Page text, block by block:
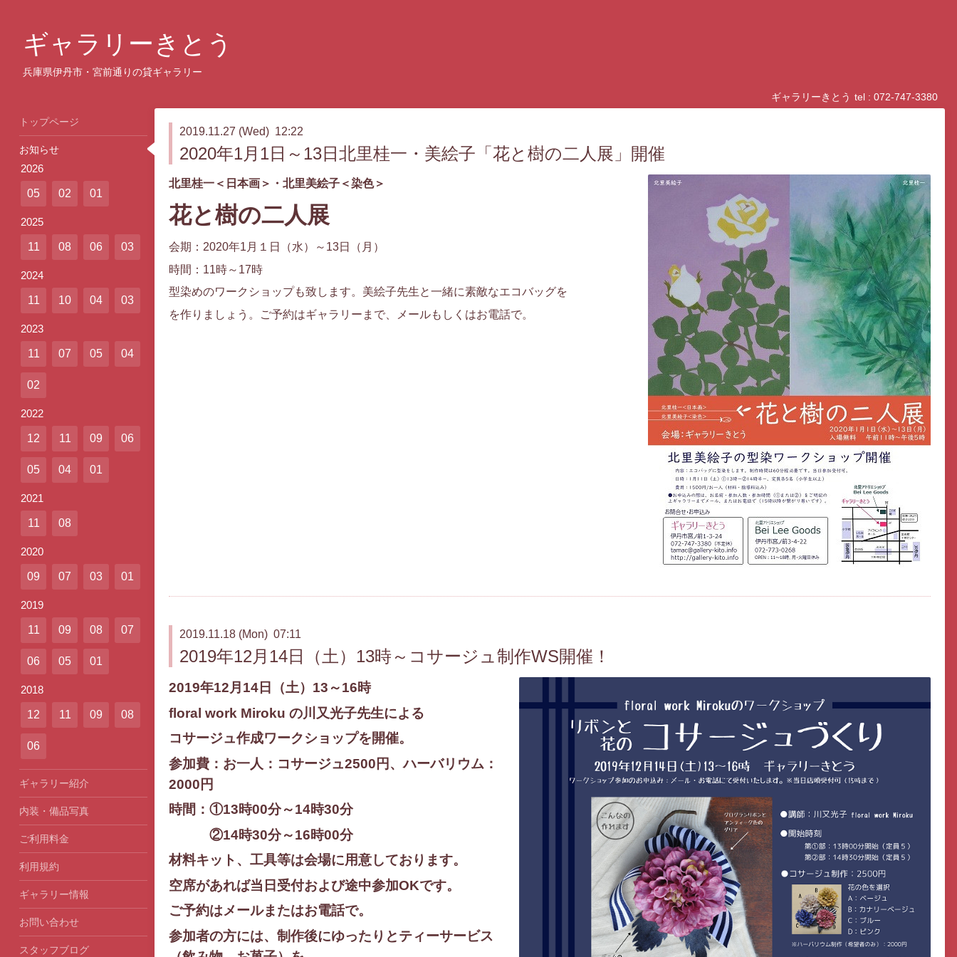
ギャラリーきとう
兵庫県伊丹市・宮前通りの貸ギャラリー
ギャラリーきとう tel : 072-747-3380
2019.11.27 (Wed) 12:22
2020年1月1日～13日北里桂一・美絵子「花と樹の二人展」開催
北里桂一＜日本画＞・北里美絵子＜染色＞
花と樹の二人展
会期：2020年1月１日（水）～13日（月）
時間：11時～17時
型染めのワークショップも致します。美絵子先生と一緒に素敵なエコバッグを
を作りましょう。ご予約はギャラリーまで、メールもしくはお電話で。
2019.11.18 (Mon) 07:11
2019年12月14日（土）13時～コサージュ制作WS開催！
2019年12月14日（土）13～16時
floral work Miroku の川又光子先生による
コサージュ作成ワークショップを開催。
参加費：お一人：コサージュ2500円、ハーバリウム：
2000円
時間：①13時00分～14時30分
②14時30分～16時00分
材料キット、工具等は会場に用意しております。
空席があれば当日受付および途中参加OKです。
ご予約はメールまたはお電話で。
参加者の方には、制作後にゆったりとティーサービス
トップページ
お知らせ
2026
05 02 01
2025
11 08 06 03
2024
11 10 04 03
2023
11 07 05 04
02
2022
12 11 09 06
05 04 01
2021
11 08
2020
09 07 03 01
2019
11 09 08 07
06 05 01
2018
12 11 09 08
06
ギャラリー紹介
内装・備品写真
ご利用料金
利用規約
ギャラリー情報
お問い合わせ
スタッフブログ